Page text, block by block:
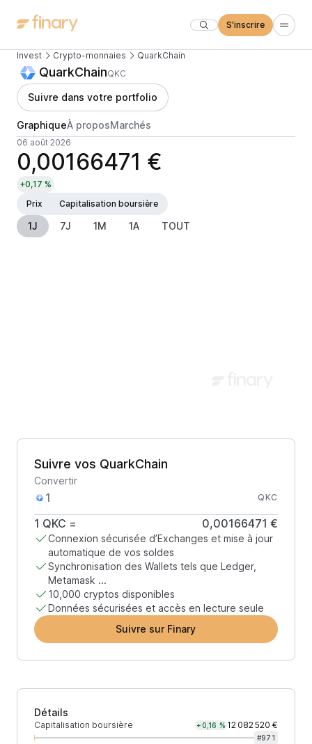
S'inscrire
Invest Crypto-monnaies QuarkChain
QuarkChainQKC
Suivre dans votre portfolio
GraphiqueÀ proposMarchés
06 août 2026
0,00166471 €
+0,17 %
Prix
Capitalisation boursière
1J 7J 1M 1A TOUT
Suivre vos QuarkChain
Convertir
QKC
1 QKC = 0,00166471 €
Connexion sécurisée d’Exchanges et mise à jour
automatique de vos soldes
Synchronisation des Wallets tels que Ledger,
Metamask ...
10,000 cryptos disponibles
Données sécurisées et accès en lecture seule
Suivre sur Finary
Détails
Capitalisation boursière +0,16 % 12 082 520 €
#971